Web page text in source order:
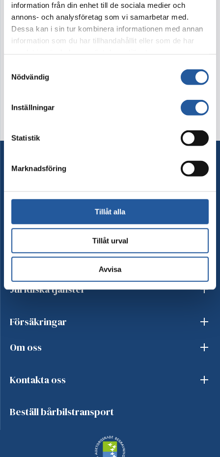
information från din enhet till de sociala medier och
annons- och analysföretag som vi samarbetar med.
Dessa kan i sin tur kombinera informationen med annan
information som du har tillhandahållit eller som de har
Nödvändig
Inställningar
Statistik
Marknadsföring
Tillåt alla
Tillåt urval
Avvisa
Ordna begravning
Besök begravning
Begravningsprodukter
Juridiska tjänster
Försäkringar
Om oss
Kontakta oss
Beställ bårbilstransport